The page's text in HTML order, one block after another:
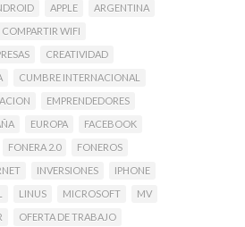
APPLE
ARGENTINA
COMPARTIR WIFI
CREATIVIDAD
CUMBRE INTERNACIONAL
EMPRENDEDORES
EUROPA
FACEBOOK
FONERA 2.0
FONEROS
INVERSIONES
IPHONE
LINUS MICROSOFT
MV
OFERTA DE TRABAJO